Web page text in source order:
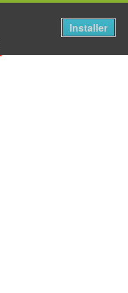
Installer